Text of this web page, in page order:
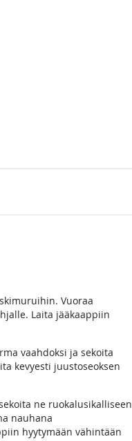
Vuoraa
Laita jääkaappiin
vaahdoksi ja sekoita
kevyesti juustoseoksen
ne ruokalusikalliseen
nauhana
hyytymään vähintään